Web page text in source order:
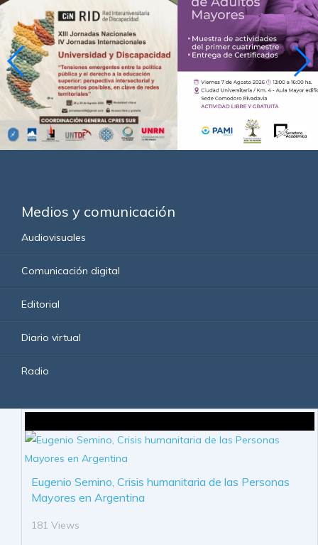
Medios y comunicación
Audiovisuales
Comunicación digital
Editorial
Diario virtual
Radio
Eugenio Semino, Crisis humanitaria de las Personas
Mayores en Argentina
181 Views